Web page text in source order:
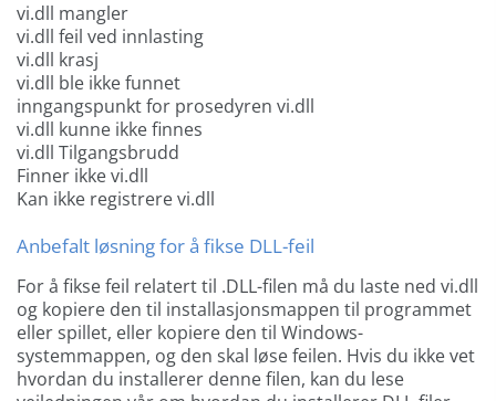
vi.dll mangler
vi.dll feil ved innlasting
vi.dll krasj
vi.dll ble ikke funnet
inngangspunkt for prosedyren vi.dll
vi.dll kunne ikke finnes
vi.dll Tilgangsbrudd
Finner ikke vi.dll
Kan ikke registrere vi.dll
Anbefalt løsning for å fikse DLL-feil
For å fikse feil relatert til .DLL-filen må du laste ned vi.dll
og kopiere den til installasjonsmappen til programmet
eller spillet, eller kopiere den til Windows-
systemmappen, og den skal løse feilen. Hvis du ikke vet
hvordan du installerer denne filen, kan du lese